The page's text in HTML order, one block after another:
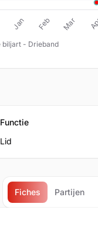
Functie
Lid
Fiches Partijen